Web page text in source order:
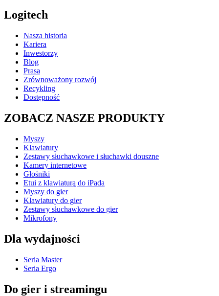
Logitech
Nasza historia
Kariera
Inwestorzy
Blog
Prasa
Zrównoważony rozwój
Recykling
Dostępność
ZOBACZ NASZE PRODUKTY
Myszy
Klawiatury
Zestawy słuchawkowe i słuchawki douszne
Kamery internetowe
Głośniki
Etui z klawiaturą do iPada
Myszy do gier
Klawiatury do gier
Zestawy słuchawkowe do gier
Mikrofony
Dla wydajności
Seria Master
Seria Ergo
Do gier i streamingu